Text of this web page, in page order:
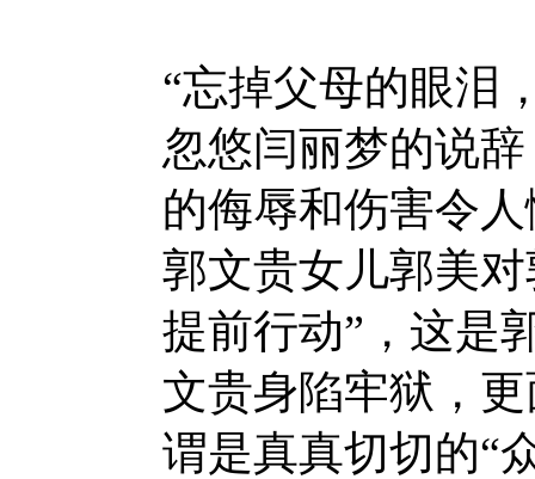
“忘掉父母的眼泪
忽悠闫丽梦的说
的侮辱和伤害令
郭文贵女儿郭美
提前行动”，这是
文贵身陷牢狱，
谓是真真切切的“